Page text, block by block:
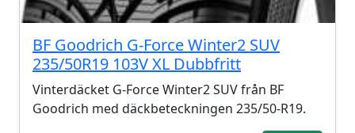
BF Goodrich G-Force Winter2 SUV
235/50R19 103V XL Dubbfritt
Vinterdäcket G-Force Winter2 SUV från BF
Goodrich med däckbeteckningen 235/50-R19.